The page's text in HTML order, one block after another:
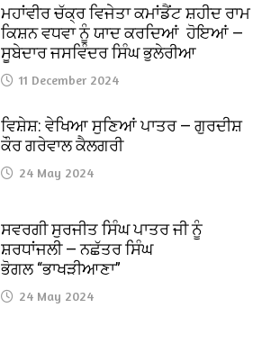
ਮਹਾਂਵੀਰ ਚੱਕ੍ਰ ਵਿਜੇਤਾ ਕਮਾਂਡੈਂਟ ਸ਼ਹੀਦ ਰਾਮ
ਕਿਸ਼ਨ ਵਧਵਾ ਨੂੰ ਯਾਦ ਕਰਦਿਆਂ ਹੋਇਆਂ —
ਸੂਬੇਦਾਰ ਜਸਵਿੰਦਰ ਸਿੰਘ ਭੁਲੇਰੀਆ
11 December 2024
ਵਿਸ਼ੇਸ਼: ਵੇਖਿਆ ਸੁਣਿਆਂ ਪਾਤਰ — ਗੁਰਦੀਸ਼
ਕੌਰ ਗਰੇਵਾਲ ਕੈਲਗਰੀ
24 May 2024
ਸਵਰਗੀ ਸੁਰਜੀਤ ਸਿੰਘ ਪਾਤਰ ਜੀ ਨੂੰ
ਸ਼ਰਧਾਂਜਲੀ — ਨਛੱਤਰ ਸਿੰਘ
ਭੋਗਲ “ਭਾਖੜੀਆਣਾ”
24 May 2024